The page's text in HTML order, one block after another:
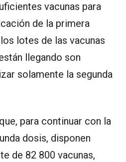
vacunas para
de la primera
lotes de las vacunas
llegando son
solamente la segunda
para continuar con la
dosis, disponen
de 82 800 vacunas,